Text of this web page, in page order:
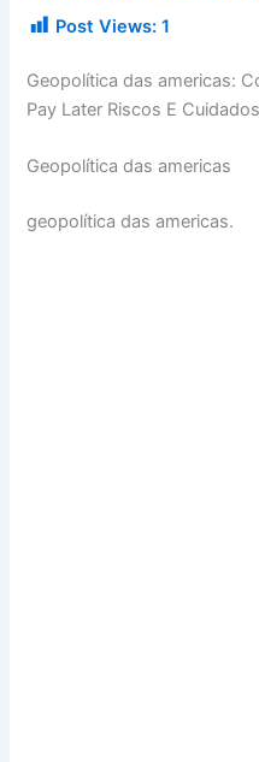
Post Views: 1
Geopolítica das americas:
Pay Later Riscos E Cuidados
Geopolítica das americas
geopolítica das americas.